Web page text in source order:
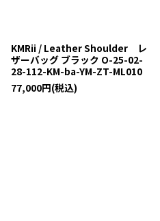
KMRii / Leather Shoulder レ
ザーバッグ ブラック O-25-02-
28-112-KM-ba-YM-ZT-ML010
77,000円(税込)